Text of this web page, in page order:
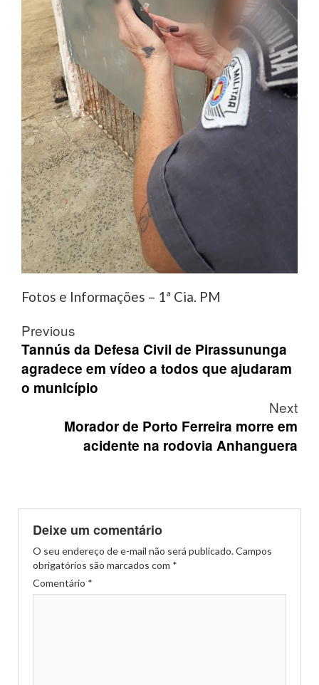
Fotos e Informações – 1ª Cia. PM
Post
navigation
Previous
Tannús da Defesa Civil de Pirassununga
agradece em vídeo a todos que ajudaram
o município
Next
Morador de Porto Ferreira morre em
acidente na rodovia Anhanguera
Deixe um comentário
O seu endereço de e-mail não será publicado.Campos
obrigatórios são marcados com *
Comentário *